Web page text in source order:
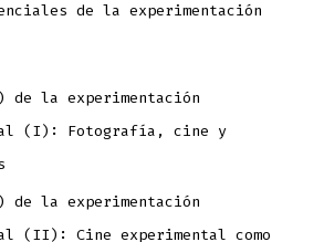
de la experimentación
la experimentación
(I): Fotografía, cine y
la experimentación
(II): Cine experimental como